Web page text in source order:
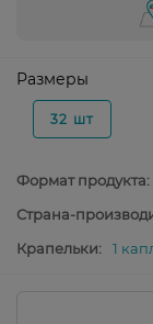
Размеры
32 шт
Формат продукта:
Страна-
Крапельки:
1